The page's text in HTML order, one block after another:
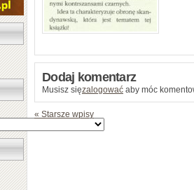
Dodaj komentarz
Musisz sięzalogować aby móc
« Starsze wpisy